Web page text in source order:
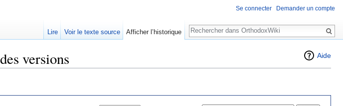
Aide
versions
Se connecter Demander un compte
Lire Voir le texte source Afficher l’historique
Rechercher